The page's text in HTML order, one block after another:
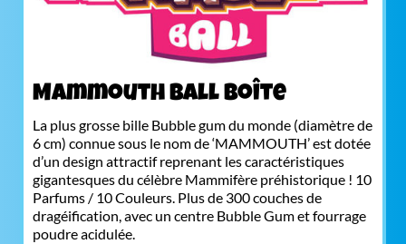
Mammouth Ball boîte
La plus grosse bille Bubble gum du monde (diamètre de
6 cm) connue sous le nom de ‘MAMMOUTH’ est dotée
d’un design attractif reprenant les caractéristiques
gigantesques du célèbre Mammifère préhistorique ! 10
Parfums / 10 Couleurs. Plus de 300 couches de
dragéification, avec un centre Bubble Gum et fourrage
poudre acidulée.